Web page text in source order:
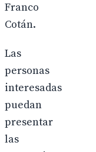
Franco
Cotán.
Las
personas
interesadas
puedan
presentar
las